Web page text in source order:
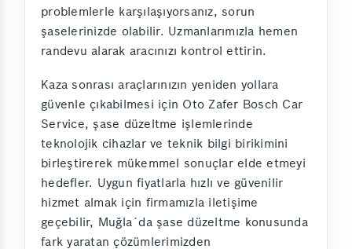
problemlerle karşılaşıyorsanız, sorun
şaselerinizde olabilir. Uzmanlarımızla hemen
randevu alarak aracınızı kontrol ettirin.
Kaza sonrası araçlarınızın yeniden yollara
güvenle çıkabilmesi için Oto Zafer Bosch Car
Service, şase düzeltme işlemlerinde
teknolojik cihazlar ve teknik bilgi birikimini
birleştirerek mükemmel sonuçlar elde etmeyi
hedefler. Uygun fiyatlarla hızlı ve güvenilir
hizmet almak için firmamızla iletişime
geçebilir, Muğla´da şase düzeltme konusunda
fark yaratan çözümlerimizden